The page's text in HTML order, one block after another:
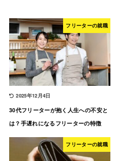
フリーターの就職
2025年12月4日
30代フリーターが抱く人生への不安と
は？手遅れになるフリーターの特徴
フリーターの就職